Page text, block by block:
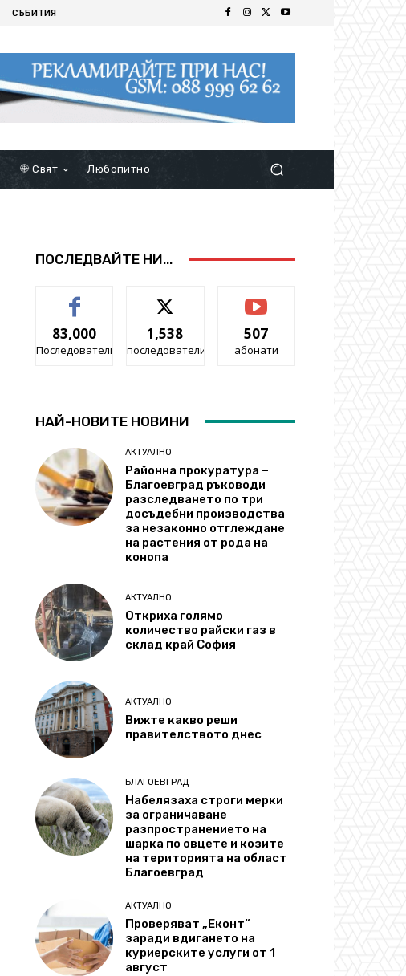
СЪБИТИЯ
Свят Любопитно
ПОСЛЕДВАЙТЕ НИ...
83,000
Последователи
1,538
последователи
507
абонати
НАЙ-НОВИТЕ НОВИНИ
АКТУАЛНО
Районна прокуратура –
Благоевград ръководи
разследването по три
досъдебни производства
за незаконно отглеждане
на растения от рода на
конопа
АКТУАЛНО
Откриха голямо
количество райски газ в
склад край София
АКТУАЛНО
Вижте какво реши
правителството днес
БЛАГОЕВГРАД
Набелязаха строги мерки
за ограничаване
разпространението на
шарка по овцете и козите
на територията на област
Благоевград
АКТУАЛНО
Проверяват „Еконт“
заради вдигането на
куриерските услуги от 1
август